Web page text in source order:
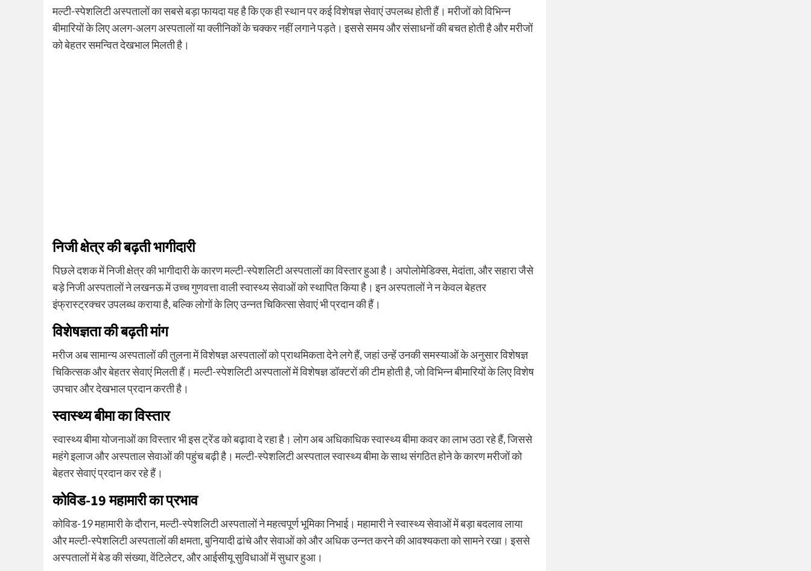
मल्टी-स्पेशलिटी अस्पतालों का सबसे बड़ा फायदा यह है कि एक ही स्थान पर कई विशेषज्ञ सेवाएं उपलब्ध होती हैं। मरीजों को विभिन्न
बीमारियों के लिए अलग-अलग अस्पतालों या क्लीनिकों के चक्कर नहीं लगाने पड़ते। इससे समय और संसाधनों की बचत होती है और मरीजों
को बेहतर समन्वित देखभाल मिलती है।
निजी क्षेत्र की बढ़ती भागीदारी
पिछले दशक में निजी क्षेत्र की भागीदारी के कारण मल्टी-स्पेशलिटी अस्पतालों का विस्तार हुआ है। अपोलोमेडिक्स, मेदांता, और सहारा जैसे
बड़े निजी अस्पतालों ने लखनऊ में उच्च गुणवत्ता वाली स्वास्थ्य सेवाओं को स्थापित किया है। इन अस्पतालों ने न केवल बेहतर
इंफ्रास्ट्रक्चर उपलब्ध कराया है, बल्कि लोगों के लिए उन्नत चिकित्सा सेवाएं भी प्रदान की हैं।
विशेषज्ञता की बढ़ती मांग
मरीज अब सामान्य अस्पतालों की तुलना में विशेषज्ञ अस्पतालों को प्राथमिकता देने लगे हैं, जहां उन्हें उनकी समस्याओं के अनुसार विशेषज्ञ
चिकित्सक और बेहतर सेवाएं मिलती हैं। मल्टी-स्पेशलिटी अस्पतालों में विशेषज्ञ डॉक्टरों की टीम होती है, जो विभिन्न बीमारियों के लिए विशेष
उपचार और देखभाल प्रदान करती है।
स्वास्थ्य बीमा का विस्तार
स्वास्थ्य बीमा योजनाओं का विस्तार भी इस ट्रेंड को बढ़ावा दे रहा है। लोग अब अधिकाधिक स्वास्थ्य बीमा कवर का लाभ उठा रहे हैं, जिससे
महंगे इलाज और अस्पताल सेवाओं की पहुंच बढ़ी है। मल्टी-स्पेशलिटी अस्पताल स्वास्थ्य बीमा के साथ संगठित होने के कारण मरीजों को
बेहतर सेवाएं प्रदान कर रहे हैं।
कोविड-19 महामारी का प्रभाव
कोविड-19 महामारी के दौरान, मल्टी-स्पेशलिटी अस्पतालों ने महत्वपूर्ण भूमिका निभाई। महामारी ने स्वास्थ्य सेवाओं में बड़ा बदलाव लाया
और मल्टी-स्पेशलिटी अस्पतालों की क्षमता, बुनियादी ढांचे और सेवाओं को और अधिक उन्नत करने की आवश्यकता को सामने रखा। इससे
अस्पतालों में बेड की संख्या, वेंटिलेटर, और आईसीयू सुविधाओं में सुधार हुआ।